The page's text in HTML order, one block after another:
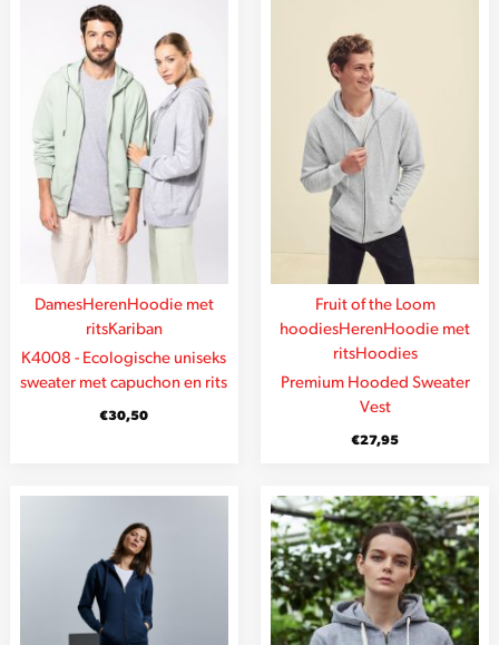
DamesHerenHoodie met
ritsKariban
K4008 - Ecologische uniseks
sweater met capuchon en rits
€30,50
Fruit of the Loom
hoodiesHerenHoodie met
ritsHoodies
Premium Hooded Sweater
Vest
€27,95